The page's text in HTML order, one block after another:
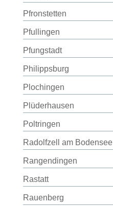
Pfronstetten
Pfullingen
Pfungstadt
Philippsburg
Plochingen
Plüderhausen
Poltringen
Radolfzell am Bodensee
Rangendingen
Rastatt
Rauenberg